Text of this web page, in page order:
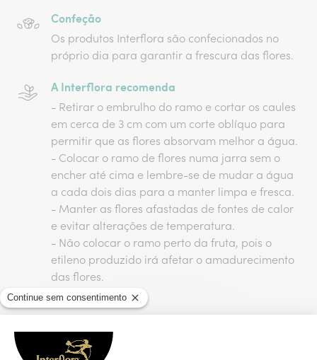
Confeção
Os produtos Interflora são confecionados no
próprio dia para garantir a frescura das flores.
A Interflora recomenda
- Retirar o embrulho do ramo e cortar os caules
em cerca de 3 cm com um corte oblíquo para
permitir que as flores absorvam melhor a água.
- Colocar o ramo de flores numa jarra sem o
encher até cima e lembre-se de mudar a água
a cada dois dias para a manter limpa e fresca.
- Manter as flores afastadas de fontes de calor
e evitar alterações de temperatura.
- Não colocar o ramo perto da fruta, pois o
etileno produzido irá afetar o amadurecimento
das flores.